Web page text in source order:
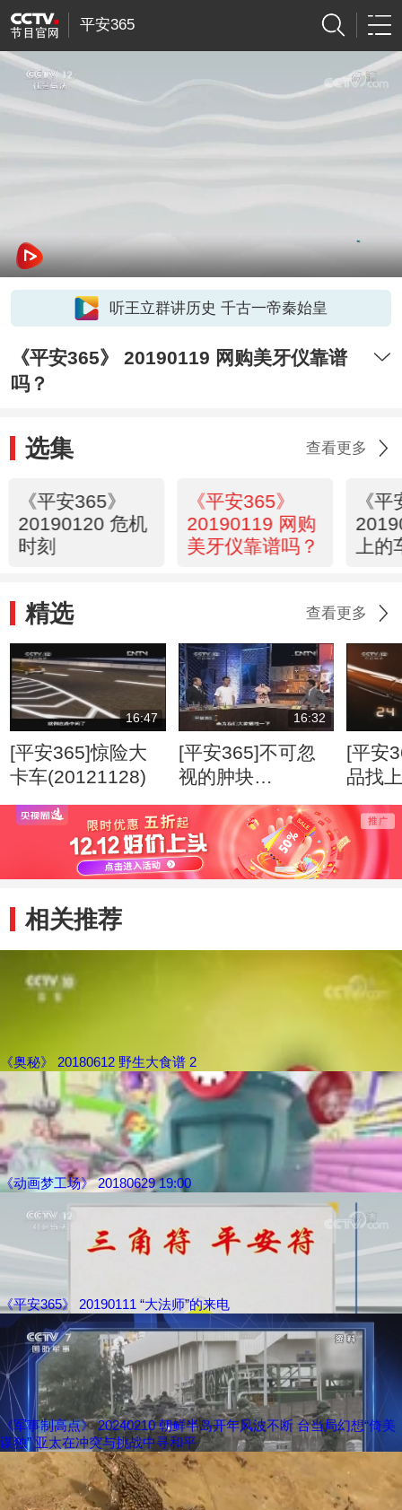
平安365
听王立群讲历史 千古一帝秦始皇
《平安365》 20190119 网购美牙仪靠谱
吗？
选集 查看更多
《平安365》
20190120 危机
时刻
《平安365》
20190119 网购
美牙仪靠谱吗？
《
上
精选 查看更多
16:47
[平安365]惊险大
卡车(20121128)
16:32
[平安365]不可忽
视的肿块
(20120807)
[平安
品找
相关推荐
《奥秘》 20180612 野生大食谱 2
《动画梦工场》 20180629 19:00
《平安365》 20190111 “大法师”的来电
《军事制高点》 20240210 朝鲜半岛开年风波不断 台当局幻想“倚美
谋独” 亚太在冲突与挑战中寻和平